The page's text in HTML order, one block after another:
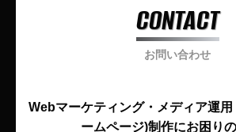
CONTACT
お問い合わせ
Webマーケティング・メディア運用
ームページ)制作にお困り